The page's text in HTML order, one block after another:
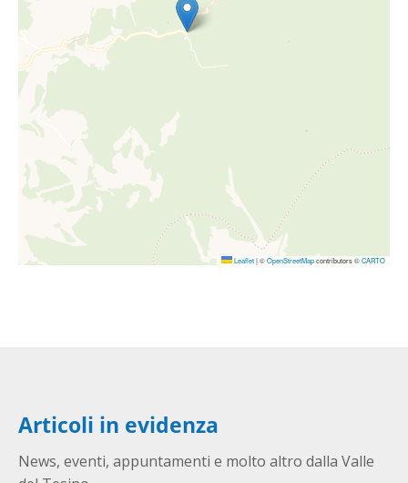
Leaflet|©OpenStreetMapcontributors ©CARTO
Articoli in evidenza
News, eventi, appuntamenti e molto altro dalla Valle